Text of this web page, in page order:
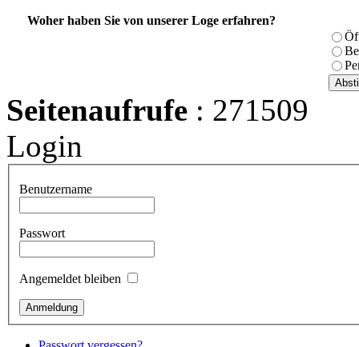
Woher haben Sie von unserer Loge erfahren?
Seitenaufrufe : 271509
Login
Benutzername
Passwort
Angemeldet bleiben